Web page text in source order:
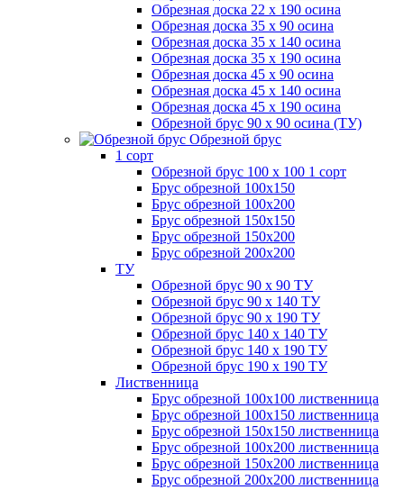
Обрезная доска 22 х 190 осина
Обрезная доска 35 х 90 осина
Обрезная доска 35 х 140 осина
Обрезная доска 35 х 190 осина
Обрезная доска 45 х 90 осина
Обрезная доска 45 х 140 осина
Обрезная доска 45 х 190 осина
Обрезной брус 90 х 90 осина (ТУ)
Обрезной брус
1 сорт
Обрезной брус 100 х 100 1 сорт
Брус обрезной 100х150
Брус обрезной 100х200
Брус обрезной 150х150
Брус обрезной 150х200
Брус обрезной 200х200
ТУ
Обрезной брус 90 х 90 ТУ
Обрезной брус 90 х 140 ТУ
Обрезной брус 90 х 190 ТУ
Обрезной брус 140 х 140 ТУ
Обрезной брус 140 х 190 ТУ
Обрезной брус 190 х 190 ТУ
Лиственница
Брус обрезной 100х100 лиственница
Брус обрезной 100х150 лиственница
Брус обрезной 150х150 лиственница
Брус обрезной 100х200 лиственница
Брус обрезной 150х200 лиственница
Брус обрезной 200х200 лиственница